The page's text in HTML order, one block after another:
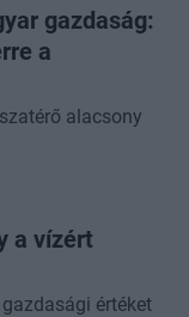
gazdaság:
a
alacsony
a vízért
értéket